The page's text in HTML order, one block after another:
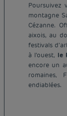
Poursuivez
montagne
Cézanne.
aixois, au
festivals
à l'ouest, le
encore un
romaines,
endiablées.
Hôtel pas cher
Hôtel pas cher
Mentions légales